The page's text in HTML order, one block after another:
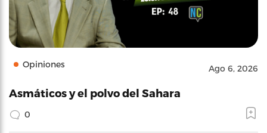
Opiniones Ago 6, 2026
Asmáticos y el polvo del Sahara
0